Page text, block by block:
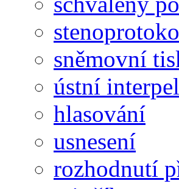
sněmovní
ústní
hlasování
usnesení
rozhodnutí